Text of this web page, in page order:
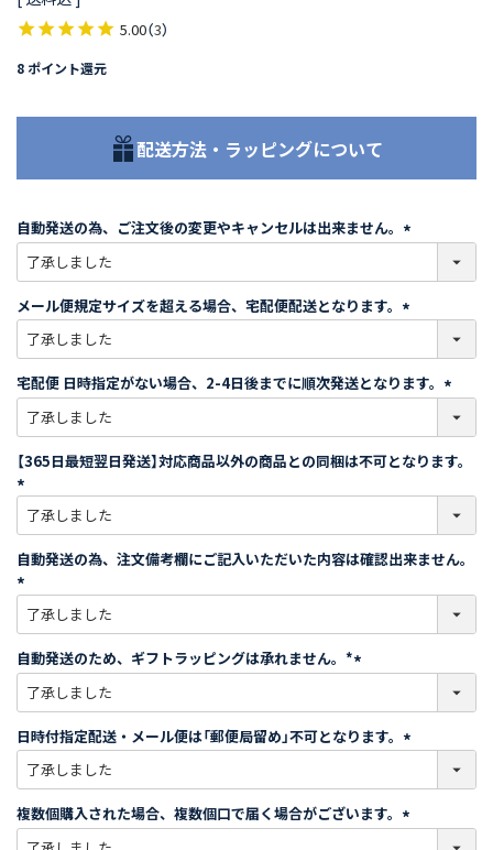
5.00（3）
8 ポイント還元
配送方法・ラッピングについて
自動発送の為、ご注文後の変更やキャンセルは出来ません。
必
)
メール便規定サイズを超える場合、宅配便配送となります。
必
須
)
宅配便 日時指定がない場合、2-4日後までに順次発送となります。
必
須
)
【365日最短翌日発送】対応商品以外の商品との同梱は不可となります。
必
須
)
自動発送の為、注文備考欄にご記入いただいた内容は確認出来ません。
必
須
)
自動発送のため、ギフトラッピングは承れません。*
必
須
)
日時付指定配送・メール便は「郵便局留め」不可となります。
必
)
複数個購入された場合、複数個口で届く場合がございます。